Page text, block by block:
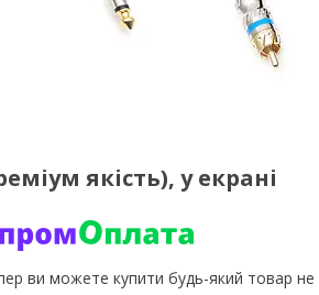
якість), у екрані
ви можете купити будь-який товар